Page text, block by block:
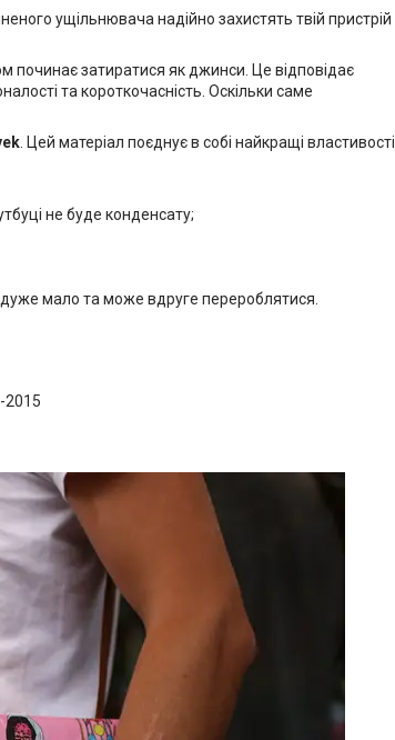
ущільнювача надійно захистять твій пристрій
починає затиратися як джинси. Це відповідає
та короткочасність. Оскільки саме
. Цей матеріал поєднує в собі найкращі властивості
не буде конденсату;
мало та може вдруге перероблятися.
2015